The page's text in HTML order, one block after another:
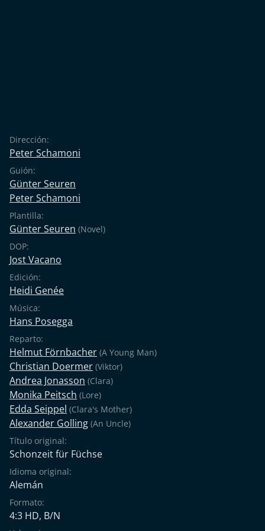
Dirección:
Peter Schamoni
Guión:
Günter Seuren
Peter Schamoni
Plantilla:
Günter Seuren (Novel)
DOP:
Jost Vacano
Edición:
Heidi Genée
Música:
Hans Posegga
Reparto:
Helmut Förnbacher (A Young Man)
Christian Doermer (Viktor)
Andrea Jonasson (Clara)
Monika Peitsch (Lore)
Edda Seippel (Clara's Mother)
Alexander Golling (An Uncle)
Título original:
Schonzeit für Füchse
Idioma original:
Alemán
Formato:
4:3 HD, B/N